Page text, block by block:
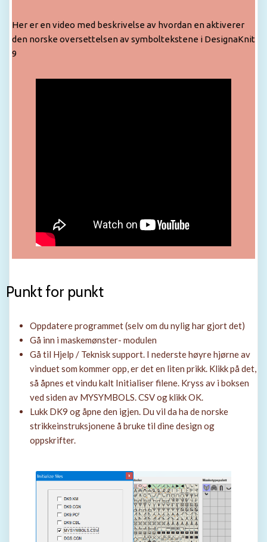
Her er en video med beskrivelse av hvordan en aktiverer
den norske oversettelsen av symboltekstene i DesignaKnit
9
Punkt for punkt
Oppdatere programmet (selv om du nylig har gjort det)
Gå inn i maskemønster- modulen
Gå til Hjelp / Teknisk support. I nederste høyre hjørne av
vinduet som kommer opp, er det en liten prikk. Klikk på det,
så åpnes et vindu kalt Initialiser filene. Kryss av i boksen
ved siden av MYSYMBOLS. CSV og klikk OK.
Lukk DK9 og åpne den igjen. Du vil da ha de norske
strikkeinstruksjonene å bruke til dine design og
oppskrifter.